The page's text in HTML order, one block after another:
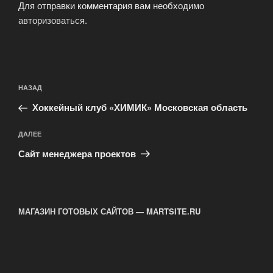
Для отправки комментария вам необходимо
авторизоваться.
по
записям
Предыдущая
запись:
НАЗАД
Хоккейный клуб «ХИМИК» Московская область
Следующая
запись
ДАЛЕЕ
Сайт менеджера проектов
МАГАЗИН ГОТОВЫХ САЙТОВ — MARTSITE.RU